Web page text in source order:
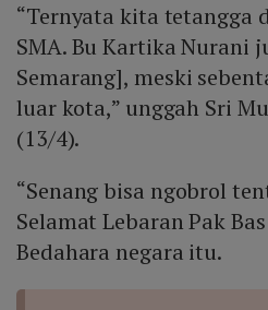
“Ternyata kita tetangga
SMA. Bu Kartika Nurani
Semarang], meski
luar kota,” unggah Sri
(13/4).
“Senang bisa ngobrol
Selamat Lebaran Pak
Bedahara negara itu.